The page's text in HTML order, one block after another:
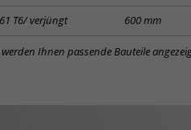
T6/ verjüngt 600 mm
Ihnen passende Bauteile